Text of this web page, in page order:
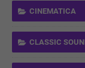
CINEMATICA
CLASSIC